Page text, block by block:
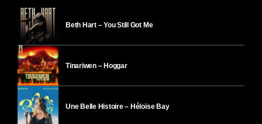
Beth Hart – You Still Got Me
Tinariwen – Hoggar
Une Belle Histoire – Héloïse Bay